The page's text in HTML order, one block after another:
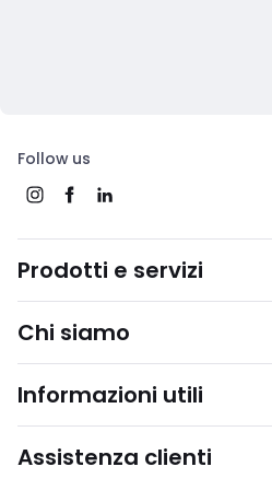
Follow us
Prodotti e servizi
Chi siamo
Informazioni utili
Assistenza clienti